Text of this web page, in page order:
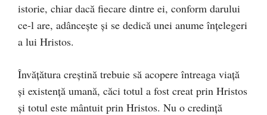
istorie, chiar dacă fiecare dintre ei, conform darului
ce-l are, adânceşte şi se dedică unei anume înţelegeri
a lui Hristos.
Învăţătura creştină trebuie să acopere întreaga viaţă
şi existenţă umană, căci totul a fost creat prin Hristos
şi totul este mântuit prin Hristos. Nu o credinţă